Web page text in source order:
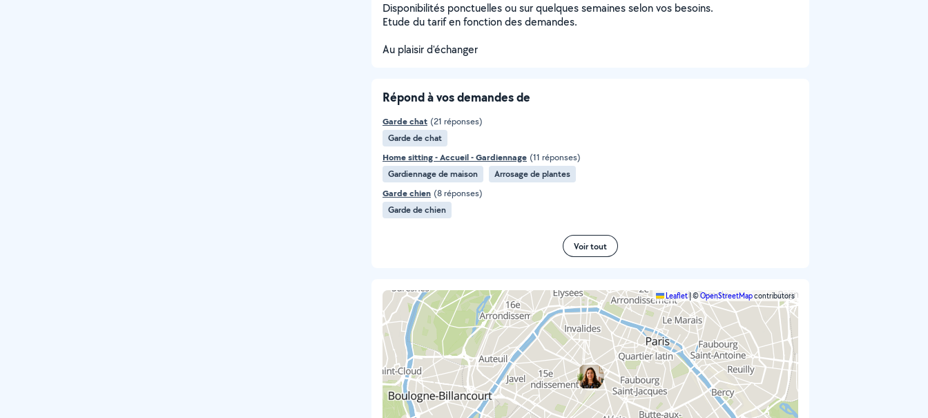
Disponibilités ponctuelles ou sur quelques semaines selon vos besoins.
Etude du tarif en fonction des demandes.
Au plaisir d'échanger
Répond à vos demandes de
Garde chat (21 réponses)
Garde de chat
Home sitting - Accueil - Gardiennage (11 réponses)
Gardiennage de maison
Arrosage de plantes
Garde chien (8 réponses)
Garde de chien
Voir tout
Leaflet |©OpenStreetMapcontributors